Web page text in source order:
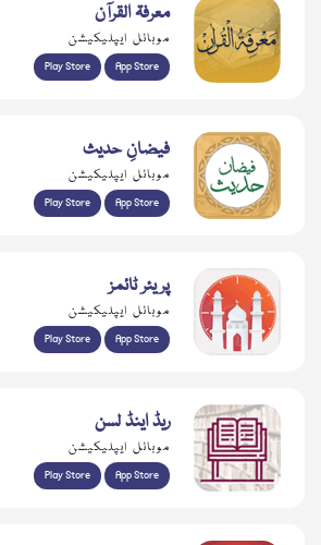
معرفۃ القرآن
موبائل ایپلیکیشن
Play Store App Store
فیضانِ حدیث
موبائل ایپلیکیشن
Play Store App Store
پریئر ٹائمز
موبائل ایپلیکیشن
Play Store App Store
ریڈ اینڈ لسن
موبائل ایپلیکیشن
Play Store App Store